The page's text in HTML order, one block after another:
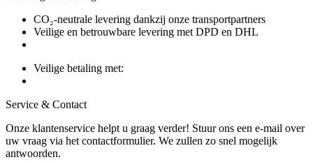
CO₂-neutrale levering dankzij onze transportpartners
Veilige en betrouwbare levering met DPD en DHL
Veilige betaling met:
Service & Contact
Onze klantenservice helpt u graag verder! Stuur ons een e-mail over
uw vraag via het contactformulier. We zullen zo snel mogelijk
antwoorden.